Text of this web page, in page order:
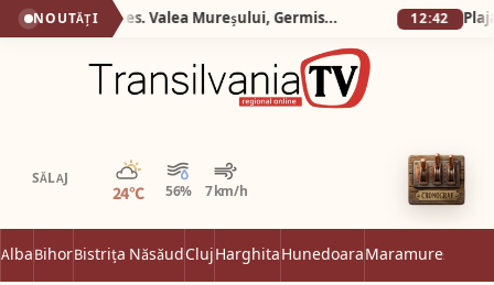
NOUTĂȚI Silva Logistic Services. Valea Mureșului, Germisara, Cascada Clocota, Rotonda de la Geoagiu, locul unde poți îmbina drumeția montană cu răsfățul balnear și curiozitatea istorică. 12:42
SĂLAJ
24°C 56% 7 km/h
Parțial noros
AlbaBihorBistrița NăsăudClujHarghitaHunedoaraMaramureș